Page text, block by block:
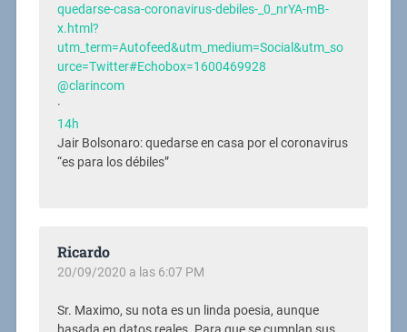
quedarse-casa-coronavirus-debiles-_0_nrYA-mB-
x.html?
utm_term=Autofeed&utm_medium=Social&utm_so
urce=Twitter#Echobox=1600469928
@clarincom
·
14h
Jair Bolsonaro: quedarse en casa por el coronavirus
“es para los débiles”
Ricardo
20/09/2020 a las 6:07 PM
Sr. Maximo, su nota es un linda poesia, aunque